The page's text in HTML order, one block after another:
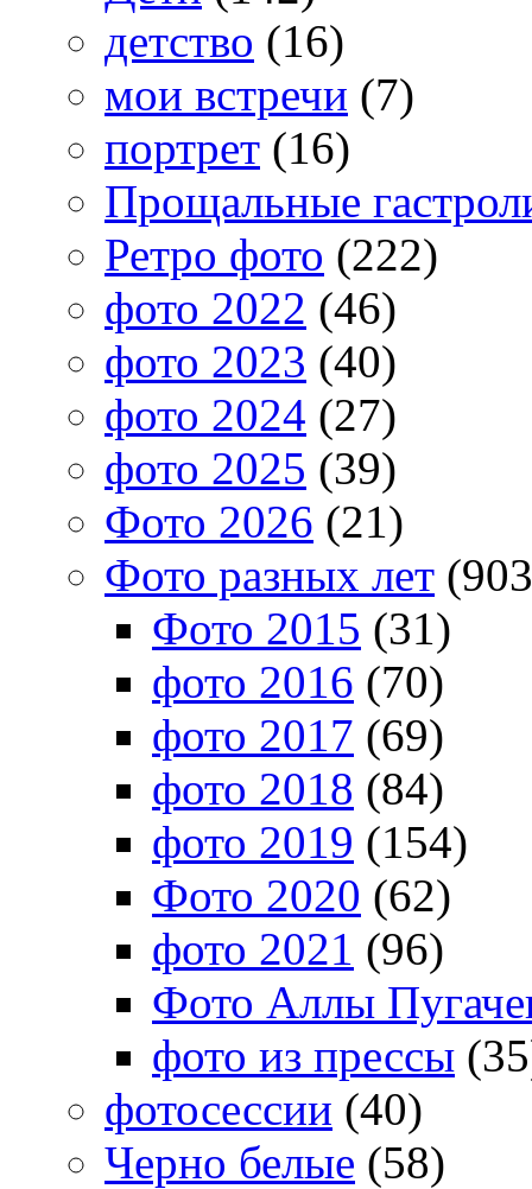
детство (16)
мои встречи (7)
портрет (16)
Прощальные
Ретро фото (222)
фото 2022 (46)
фото 2023 (40)
фото 2024 (27)
фото 2025 (39)
Фото 2026 (21)
Фото разных лет
Фото 2015 (31)
фото 2016 (70)
фото 2017 (69)
фото 2018 (84)
фото 2019 (154)
Фото 2020 (62)
фото 2021 (96)
Фото Аллы
фото из прессы
фотосессии (40)
Черно белые (58)